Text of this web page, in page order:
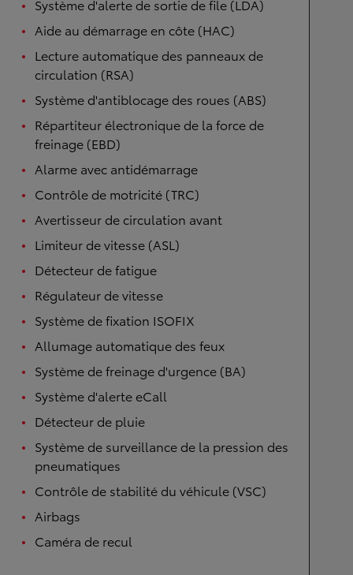
Système d'alerte de sortie de file (LDA)
Aide au démarrage en côte (HAC)
Lecture automatique des panneaux de
circulation (RSA)
Système d'antiblocage des roues (ABS)
Répartiteur électronique de la force de
freinage (EBD)
Alarme avec antidémarrage
Contrôle de motricité (TRC)
Avertisseur de circulation avant
Limiteur de vitesse (ASL)
Détecteur de fatigue
Régulateur de vitesse
Système de fixation ISOFIX
Allumage automatique des feux
Système de freinage d'urgence (BA)
Système d'alerte eCall
Détecteur de pluie
Système de surveillance de la pression des
pneumatiques
Contrôle de stabilité du véhicule (VSC)
Airbags
Caméra de recul